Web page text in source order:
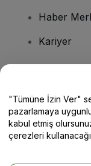
Haber
Kariyer
Yardım
"Tümüne İzin Ver"
pazarlamaya
kabul etmiş
çerezleri